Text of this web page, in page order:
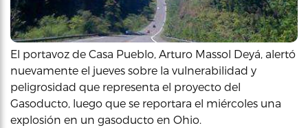
El portavoz de Casa Pueblo, Arturo Massol Deyá, alertó
nuevamente el jueves sobre la vulnerabilidad y
peligrosidad que representa el proyecto del
Gasoducto, luego que se reportara el miércoles una
explosión en un gasoducto en Ohio.